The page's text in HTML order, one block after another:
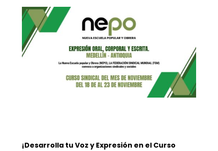
¡Desarrolla tu Voz y Expresión en el Curso